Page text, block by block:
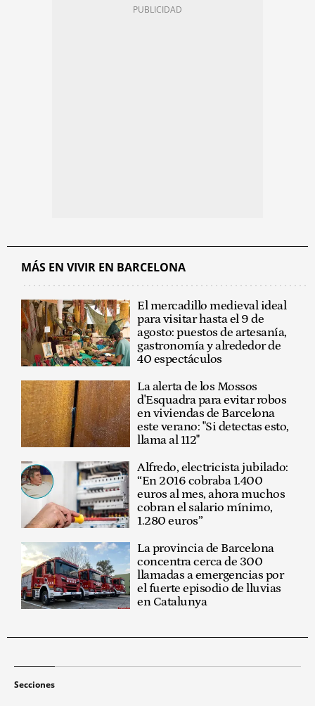
MÁS EN VIVIR EN BARCELONA
El mercadillo medieval ideal
para visitar hasta el 9 de
agosto: puestos de artesanía,
gastronomía y alrededor de
40 espectáculos
La alerta de los Mossos
d'Esquadra para evitar robos
en viviendas de Barcelona
este verano: "Si detectas esto,
llama al 112"
Alfredo, electricista jubilado:
“En 2016 cobraba 1.400
euros al mes, ahora muchos
cobran el salario mínimo,
1.280 euros”
La provincia de Barcelona
concentra cerca de 300
llamadas a emergencias por
el fuerte episodio de lluvias
en Catalunya
Secciones